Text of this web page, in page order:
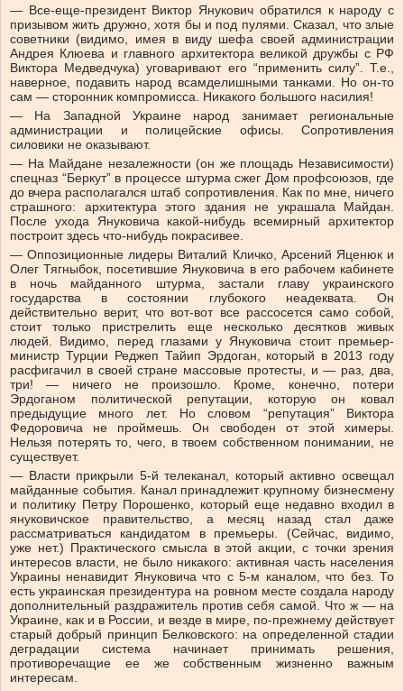
— Все-еще-президент Виктор Янукович обратился к народу с
призывом жить дружно, хотя бы и под пулями. Сказал, что злые
советники (видимо, имея в виду шефа своей администрации
Андрея Клюева и главного архитектора великой дружбы с РФ
Виктора Медведчука) уговаривают его “применить силу”. Т.е.,
наверное, подавить народ всамделишными танками. Но он-то
сам — сторонник компромисса. Никакого большого насилия!
— На Западной Украине народ занимает региональные
администрации и полицейские офисы. Сопротивления
силовики не оказывают.
— На Майдане незалежности (он же площадь Независимости)
спецназ “Беркут” в процессе штурма сжег Дом профсоюзов, где
до вчера располагался штаб сопротивления. Как по мне, ничего
страшного: архитектура этого здания не украшала Майдан.
После ухода Януковича какой-нибудь всемирный архитектор
построит здесь что-нибудь покрасивее.
— Оппозиционные лидеры Виталий Кличко, Арсений Яценюк и
Олег Тягныбок, посетившие Януковича в его рабочем кабинете
в ночь майданного штурма, застали главу украинского
государства в состоянии глубокого неадеквата. Он
действительно верит, что вот-вот все рассосется само собой,
стоит только пристрелить еще несколько десятков живых
людей. Видимо, перед глазами у Януковича стоит премьер-
министр Турции Реджеп Тайип Эрдоган, который в 2013 году
расфигачил в своей стране массовые протесты, и — раз, два,
три! — ничего не произошло. Кроме, конечно, потери
Эрдоганом политической репутации, которую он ковал
предыдущие много лет. Но словом “репутация” Виктора
Федоровича не проймешь. Он свободен от этой химеры.
Нельзя потерять то, чего, в твоем собственном понимании, не
существует.
— Власти прикрыли 5-й телеканал, который активно освещал
майданные события. Канал принадлежит крупному бизнесмену
и политику Петру Порошенко, который еще недавно входил в
януковичское правительство, а месяц назад стал даже
рассматриваться кандидатом в премьеры. (Сейчас, видимо,
уже нет.) Практического смысла в этой акции, с точки зрения
интересов власти, не было никакого: активная часть населения
Украины ненавидит Януковича что с 5-м каналом, что без. То
есть украинская президентура на ровном месте создала народу
дополнительный раздражитель против себя самой. Что ж — на
Украине, как и в России, и везде в мире, по-прежнему действует
старый добрый принцип Белковского: на определенной стадии
деградации система начинает принимать решения,
противоречащие ее же собственным жизненно важным
интересам.